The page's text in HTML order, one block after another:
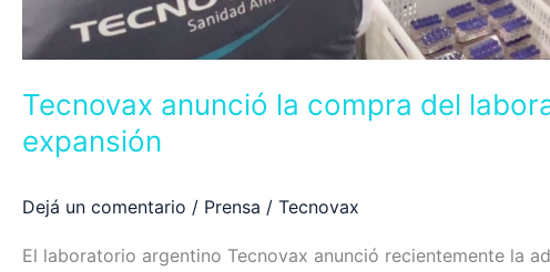
Tecnovax anunció la compra del
expansión
Dejá un comentario / Prensa / Tecnovax
El laboratorio argentino Tecnovax anunció recientemente la
un
ambicioso
proceso
de
expansión